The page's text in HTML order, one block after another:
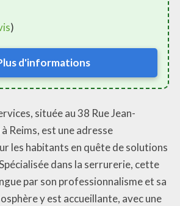
)
d'informations
située au 38 Rue Jean-
Reims, est une adresse
les habitants en quête de solutions
dans la serrurerie, cette
par son professionnalisme et sa
y est accueillante, avec une